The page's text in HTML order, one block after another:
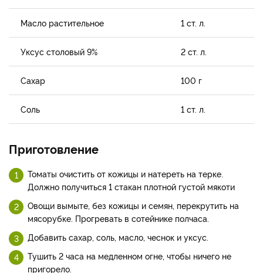
Масло растительное 1 ст. л.
Уксус столовый 9% 2 ст. л.
Сахар 100 г
Соль 1 ст. л.
Приготовление
Томаты очистить от кожицы и натереть на терке.
Должно получиться 1 стакан плотной густой мякоти
Овощи вымыте, без кожицы и семян, перекрутить на
мясорубке. Прогревать в сотейнике полчаса.
Добавить сахар, соль, масло, чеснок и уксус.
Тушить 2 часа на медленном огне, чтобы ничего не
пригорело.